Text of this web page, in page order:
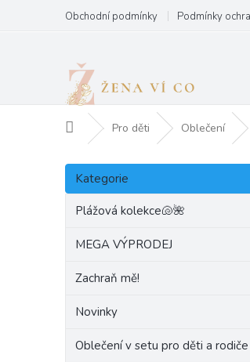
obsah
Obchodní podmínky Podmínky
Domů Pro děti Oblečení
P
s
Přeskočit
kategorie
Kategorie
Plážová kolekce🐚🌺
MEGA VÝPRODEJ
Zachraň mě!
Novinky
Oblečení v setu pro děti a rodiče